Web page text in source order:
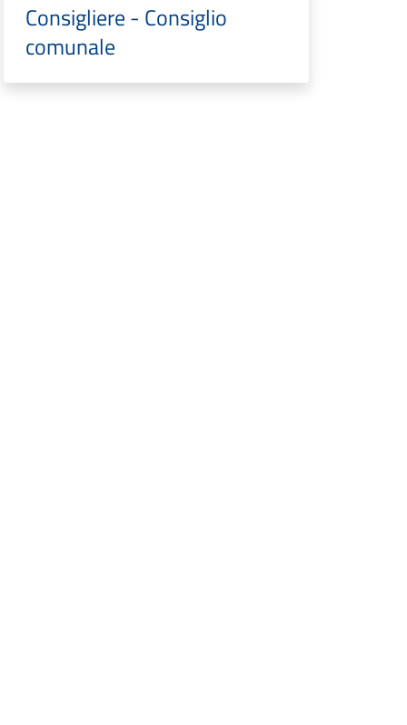
Consigliere - Consiglio
comunale